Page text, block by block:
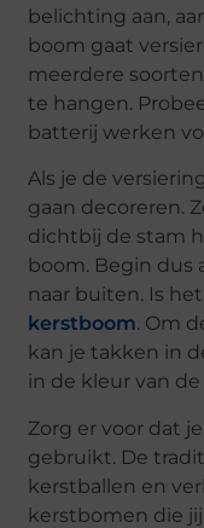
belichting aan,
boom gaat
meerdere
te hangen.
batterij werken
Als je de
gaan decoreren.
dichtbij de stam
boom. Begin dus
naar buiten. Is
kerstboom. Om
kan je takken in
in de kleur van
Zorg er voor dat
gebruikt. De
kerstballen en
kerstbomen die